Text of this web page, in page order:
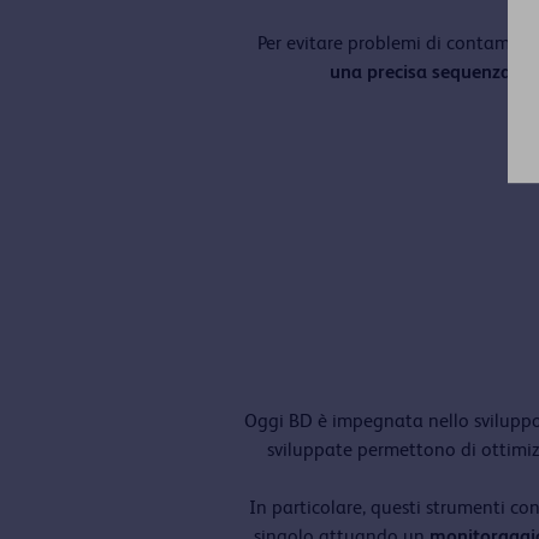
Per evitare problemi di
una precisa sequenza
Oggi BD è impegnata nello
sviluppate permettono di
In particolare, questi strumenti